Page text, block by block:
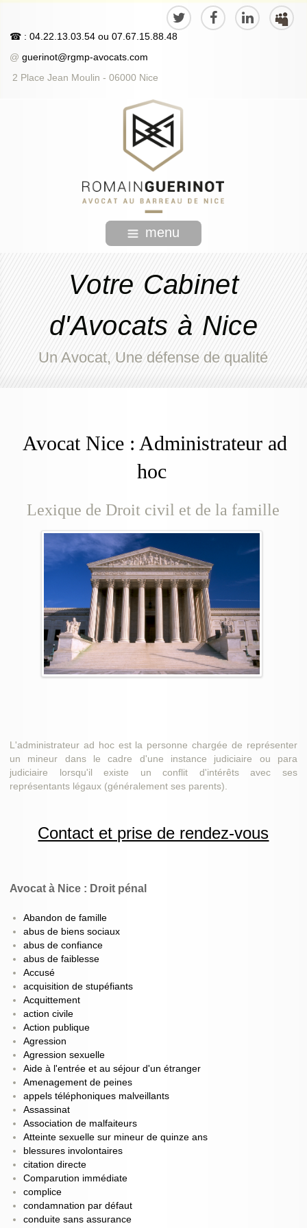
☎ : 04.22.13.03.54 ou 07.67.15.88.48
@ guerinot@rgmp-avocats.com
2 Place Jean Moulin - 06000 Nice
menu
Votre Cabinet
d'Avocats à Nice
Un Avocat, Une défense de qualité
Avocat Nice : Administrateur ad
hoc
Lexique de Droit civil et de la famille
L'administrateur ad hoc est la personne chargée de représenter
un mineur dans le cadre d'une instance judiciaire ou para
judiciaire lorsqu'il existe un conflit d'intérêts avec ses
représentants légaux (généralement ses parents).
Contact et prise de rendez-vous
Avocat à Nice : Droit pénal
Abandon de famille
abus de biens sociaux
abus de confiance
abus de faiblesse
Accusé
acquisition de stupéfiants
Acquittement
action civile
Action publique
Agression
Agression sexuelle
Aide à l'entrée et au séjour d'un étranger
Amenagement de peines
appels téléphoniques malveillants
Assassinat
Association de malfaiteurs
Atteinte sexuelle sur mineur de quinze ans
blessures involontaires
citation directe
Comparution immédiate
complice
condamnation par défaut
conduite sans assurance